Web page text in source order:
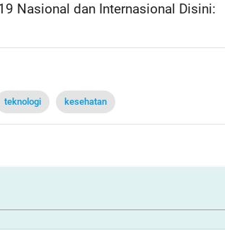
Nasional dan Internasional Disini:
teknologi kesehatan